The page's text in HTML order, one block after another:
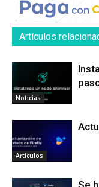
Artículos
Noticias
Artículos
Se